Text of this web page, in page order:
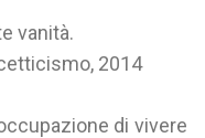
vanità.
2014
di vivere